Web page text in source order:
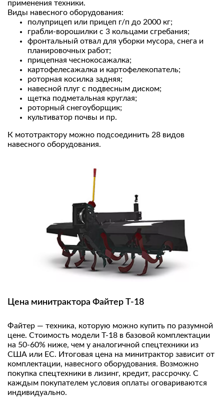
применения техники.
Виды навесного оборудования:
полуприцеп или прицеп г/п до 2000 кг;
грабли-ворошилки с 3 кольцами сгребания;
фронтальный отвал для уборки мусора, снега и
планировочных работ;
прицепная чеснокосажалка;
картофелесажалка и картофелекопатель;
роторная косилка задняя;
навесной плуг с подвесным диском;
щетка подметальная круглая;
роторный снегоуборщик;
культиватор почвы и пр.
К мототрактору можно подсоединить 28 видов
навесного оборудования.
Цена минитрактора Файтер Т-18
Файтер — техника, которую можно купить по разумной
цене. Стоимость модели Т-18 в базовой комплектации
на 50-60% ниже, чем у аналогичной спецтехники из
США или ЕС. Итоговая цена на минитрактор зависит от
комплектации, навесного оборудования. Возможно
покупка спецтехники в лизинг, кредит, рассрочку. С
каждым покупателем условия оплаты оговариваются
индивидуально.